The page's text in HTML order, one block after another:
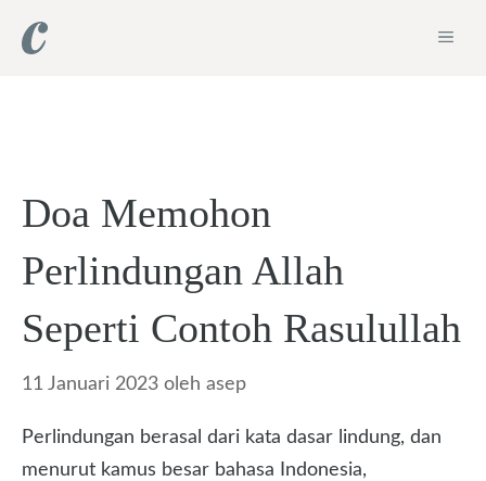
Doa Memohon
Perlindungan Allah
Seperti Contoh Rasulullah
11 Januari 2023 oleh asep
Perlindungan berasal dari kata dasar lindung, dan
menurut kamus besar bahasa Indonesia,